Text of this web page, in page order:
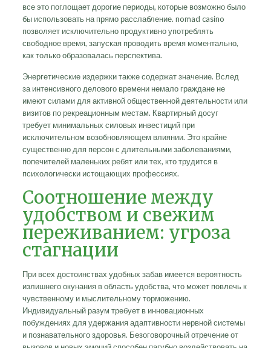
все это поглощает дорогие периоды, которые возможно было
бы использовать на прямо расслабление. nomad casino
позволяет исключительно продуктивно употреблять
свободное время, запуская проводить время моментально,
как только образовалась перспектива.
Энергетические издержки также содержат значение. Вслед
за интенсивного делового времени немало граждане не
имеют силами для активной общественной деятельности или
визитов по рекреационным местам. Квартирный досуг
требует минимальных силовых инвестиций при
исключительном возобновляющем влиянии. Это крайне
существенно для персон с длительными заболеваниями,
попечителей маленьких ребят или тех, кто трудится в
психологически истощающих профессиях.
Соотношение между
удобством и свежим
переживанием: угроза
стагнации
При всех достоинствах удобных забав имеется вероятность
излишнего окунания в область удобства, что может повлечь к
чувственному и мыслительному торможению.
Индивидуальный разум требует в инновационных
побуждениях для удержания адаптивности нервной системы
и познавательного здоровья. Безоговорочный отречение от